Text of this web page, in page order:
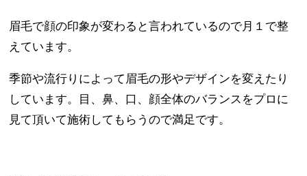
眉毛で顔の印象が変わると言われているので月１で整
えています。
季節や流行りによって眉毛の形やデザインを変えたり
しています。目、鼻、口、顔全体のバランスをプロに
見て頂いて施術してもらうので満足です。